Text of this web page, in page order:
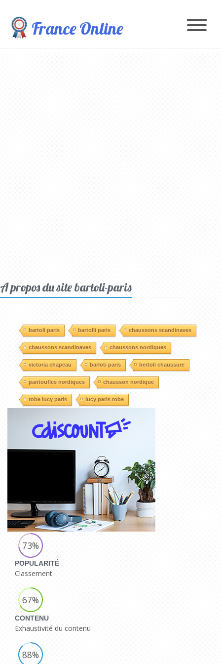
France Online
A propos du site bartoli-paris
bartoli paris bartolli paris chaussons scandinaves
chaussons scandinaves chaussons nordiques
victoria chapeau barloti paris bertoli chaussure
pantoufles nordiques chausson nordique
robe lucy paris lucy paris robe
73%
POPULARITÉ
Classement
67%
CONTENU
Exhaustivité du contenu
88%